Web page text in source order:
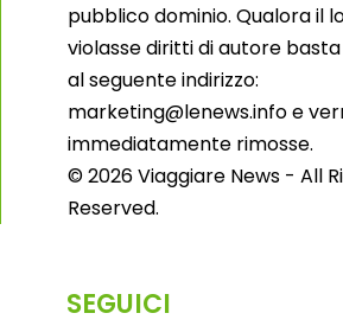
pubblico dominio. Qualora il
violasse diritti di autore
al seguente indirizzo:
marketing@lenews.info e
immediatamente rimosse.
© 2026 Viaggiare News - All
Reserved.
SEGUICI